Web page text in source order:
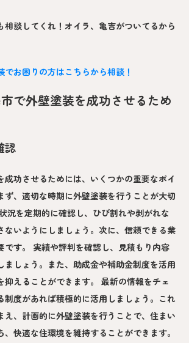
相談してくれ！オイラ、亀吉がついてるから
お困りの方はこちらから相談！
で外壁塗装を成功させるため
認
成功させるためには、いくつかの重要なポイ
ず、適切な時期に外壁塗装を行うことが大切
況を定期的に確認し、ひび割れや剥がれな
ないようにしましょう。次に、信頼できる業
です。 実績や評判を確認し、見積もり内容
ましょう。また、助成金や補助金制度を活用
抑えることができます。 最新の情報をチェ
制度があれば積極的に活用しましょう。これ
え、計画的に外壁塗装を行うことで、住まい
快適な住環境を維持することができます。